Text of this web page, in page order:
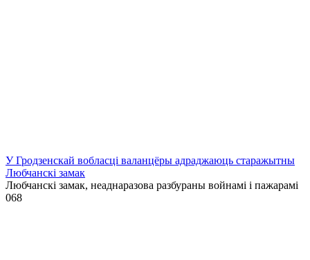
У Гродзенскай вобласці валанцёры адраджаюць старажытны
Любчанскі замак
Любчанскі замак, неаднаразова разбураны войнамі і пажарамі
068